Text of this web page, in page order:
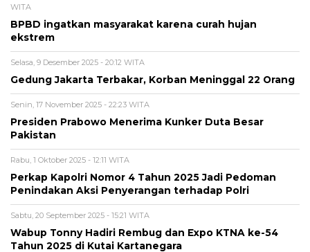
WITA
BPBD ingatkan masyarakat karena curah hujan
ekstrem
Selasa, 9 Desember 2025 - 20:12 WITA
Gedung Jakarta Terbakar, Korban Meninggal 22 Orang
Senin, 17 November 2025 - 22:23 WITA
Presiden Prabowo Menerima Kunker Duta Besar
Pakistan
Rabu, 1 Oktober 2025 - 12:11 WITA
Perkap Kapolri Nomor 4 Tahun 2025 Jadi Pedoman
Penindakan Aksi Penyerangan terhadap Polri
Sabtu, 20 September 2025 - 15:21 WITA
Wabup Tonny Hadiri Rembug dan Expo KTNA ke-54
Tahun 2025 di Kutai Kartanegara